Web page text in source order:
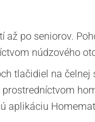
po seniorov.
núdzového
tlačidiel na čelnej
aplikáciu